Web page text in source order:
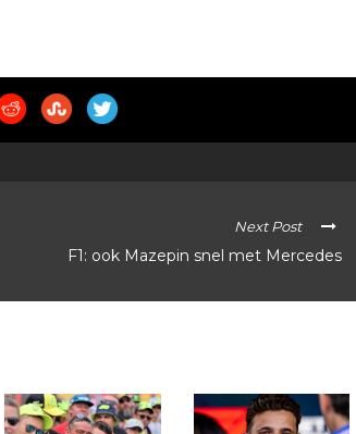
Next Post
F1: ook Mazepin snel met Mercedes